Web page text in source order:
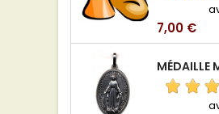
Prix
7,00 €